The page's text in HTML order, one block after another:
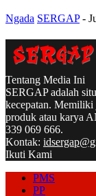
Ngada SERGAP -
Tentang Media Ini
SERGAP adalah
kecepatan.
produk atau karya
339 069 666.
Kontak:
Ikuti Kami
PMS
PP